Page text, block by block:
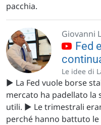
pacchia.
Giovanni
Fed
Le idee di
▶️ La Fed vuole borse
mercato ha padellato la
utili. ▶️ Le trimestrali
perché hanno battuto